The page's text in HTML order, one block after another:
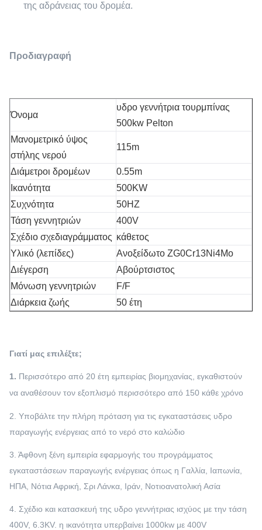
της αδράνειας του δρομέα.
Προδιαγραφή
Όνομα
υδρο γεννήτρια τουρμπίνας
500kw Pelton
Μανομετρικό ύψος
στήλης νερού
115m
Διάμετροι δρομέων
0.55m
Ικανότητα
500KW
Συχνότητα
50HZ
Τάση γεννητριών
400V
Σχέδιο σχεδιαγράμματος κάθετος
Υλικό (λεπίδες)
Ανοξείδωτο ZG0Cr13Ni4Mo
Διέγερση
Αβούρτσιστος
Μόνωση γεννητριών
F/F
Διάρκεια ζωής
50 έτη
Γιατί μας επιλέξτε;
1. Περισσότερο από 20 έτη εμπειρίας βιομηχανίας, εγκαθιστούν
να αναθέσουν τον εξοπλισμό περισσότερο από 150 κάθε χρόνο
2. Υποβάλτε την πλήρη πρόταση για τις εγκαταστάσεις υδρο
παραγωγής ενέργειας από το νερό στο καλώδιο
3. Άφθονη ξένη εμπειρία εφαρμογής του προγράμματος
εγκαταστάσεων παραγωγής ενέργειας όπως η Γαλλία, Ιαπωνία,
ΗΠΑ, Νότια Αφρική, Σρι Λάνκα, Ιράν, Νοτιοανατολική Ασία
4. Σχέδιο και κατασκευή της υδρο γεννήτριας ισχύος με την τάση
400V, 6.3KV. η ικανότητα υπερβαίνει 1000kw με 400V